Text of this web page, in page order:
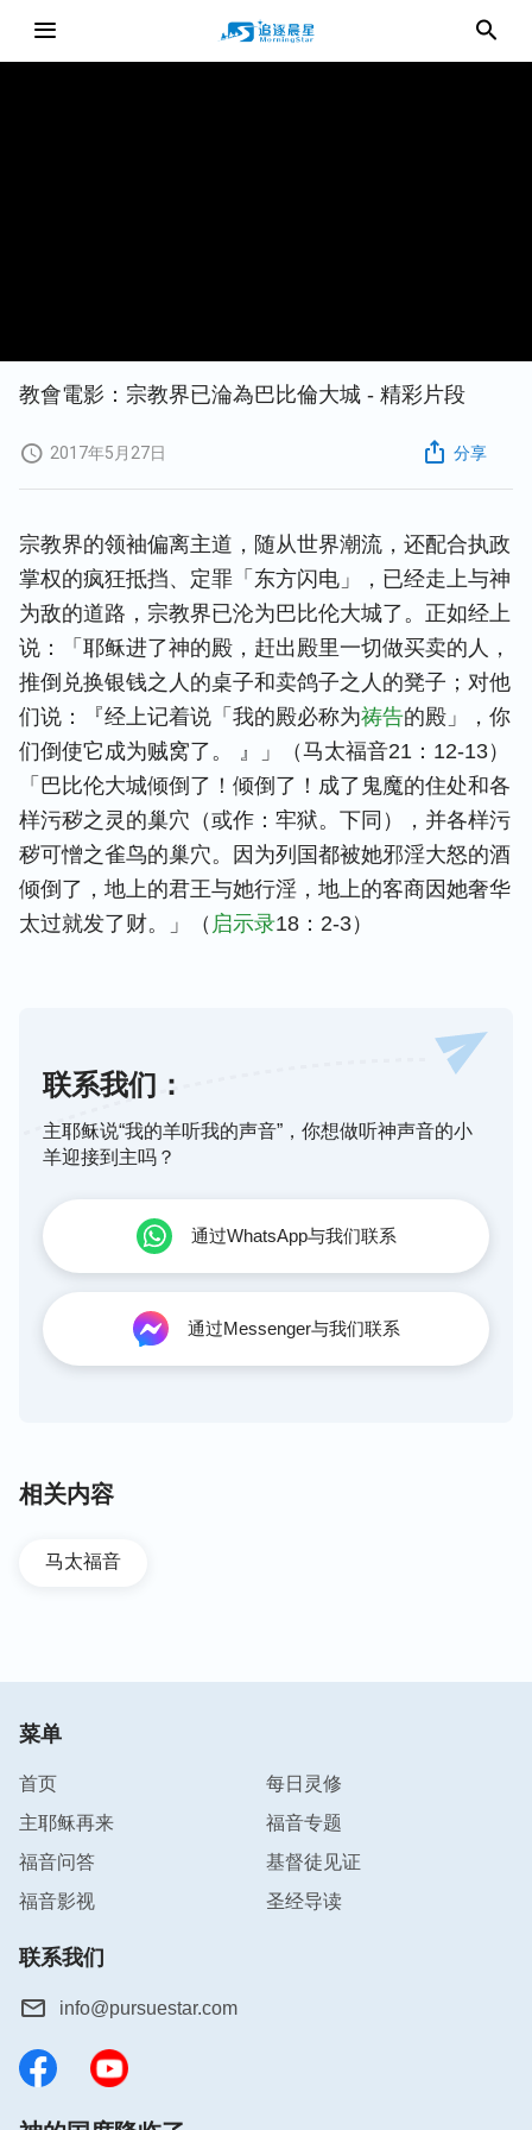
教會電影：宗教界已淪為巴比倫大城 - 精彩片段
2017年5月27日 分享
宗教界的领袖偏离主道，随从世界潮流，还配合执政
掌权的疯狂抵挡、定罪「东方闪电」，已经走上与神
为敌的道路，宗教界已沦为巴比伦大城了。正如经上
说：「耶稣进了神的殿，赶出殿里一切做买卖的人，
推倒兑换银钱之人的桌子和卖鸽子之人的凳子；对他
们说：『经上记着说「我的殿必称为祷告的殿」，你
们倒使它成为贼窝了。 』」（马太福音21：12-13）
「巴比伦大城倾倒了！倾倒了！成了鬼魔的住处和各
样污秽之灵的巢穴（或作：牢狱。下同），并各样污
秽可憎之雀鸟的巢穴。因为列国都被她邪淫大怒的酒
倾倒了，地上的君王与她行淫，地上的客商因她奢华
太过就发了财。」（ 启示录18：2-3）
联系我们：
主耶稣说“我的羊听我的声音”，你想做听神声音的小
羊迎接到主吗？
通过WhatsApp与我们联系
通过Messenger与我们联系
相关内容
马太福音
菜单
首页
每日灵修
主耶稣再来
福音专题
福音问答
基督徒见证
福音影视
圣经导读
联系我们
info@pursuestar.com